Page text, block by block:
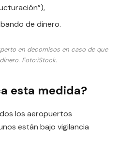
de dinero.
en decomisos en caso de que
Foto:iStock.
esta medida?
los aeropuertos
están bajo vigilancia